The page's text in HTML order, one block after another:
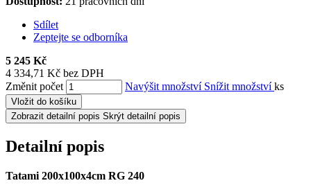
Sdílet
Zeptejte se odborníka
5 245 Kč
4 334,71 Kč bez DPH
Změnit počet
Navýšit množství Snížit množstvíks
Vložit do košíku
Zobrazit detailní popis Skrýt detailní popis
Detailní popis
Tatami 200x100x4cm RG 240